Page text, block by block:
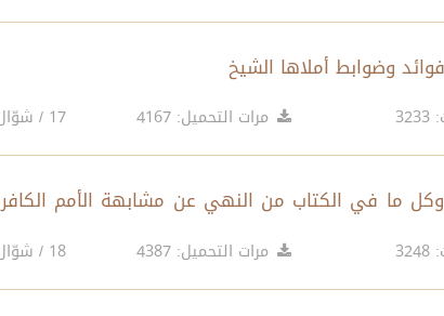
مرات التحميل: 4167 17 / شوّال / 1423
وكل ما في الكتاب من النهي عن مشابهة الأمم
مثل قوله : فَاعْتَبِرُوا يَا أُولِي الْأَبْصَارِ
مرات التحميل: 4387 18 / شوّال / 1423